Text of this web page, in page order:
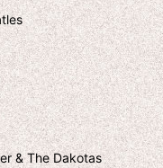
& The Dakotas